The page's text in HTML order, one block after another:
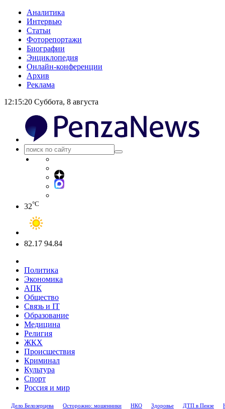
Аналитика
Интервью
Статьи
Фоторепортажи
Биографии
Энциклопедия
Онлайн-конференции
Архив
Реклама
12:15:20 Суббота, 8 августа
32°C
82.17 94.84
Политика
Экономика
АПК
Общество
Связь и IT
Образование
Медицина
Религия
ЖКХ
Происшествия
Криминал
Культура
Спорт
Россия и мир
Дело Белозерцева Осторожно: мошенники НКО Здоровье ДТП в Пензе